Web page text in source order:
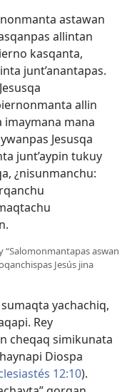
astawan
allintan
kasqanta,
junt’anantapas.
allin
mana
Jesusqa
junt’aypin tukuy
¿nisunmanchu:
“Salomonmantapas aswan
Jesús jina
yachachiq,
Rey
cheqaq simikunata
Diospa
12:10).